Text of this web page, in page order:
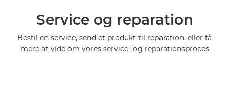
Service og reparation
Bestil en service, send et produkt til reparation, eller få
mere at vide om vores service- og reparationsproces